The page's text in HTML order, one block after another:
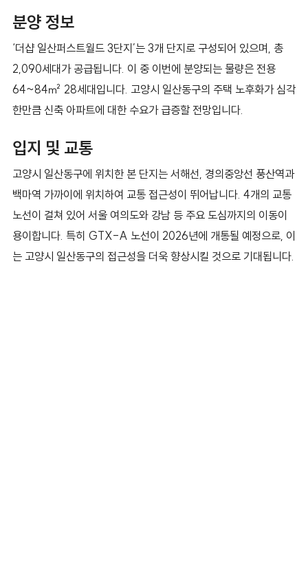
분양 정보
‘더샵 일산퍼스트월드 3단지’는 3개 단지로 구성되어 있으며, 총
2,090세대가 공급됩니다. 이 중 이번에 분양되는 물량은 전용
64~84㎡ 28세대입니다. 고양시 일산동구의 주택 노후화가 심각
한만큼 신축 아파트에 대한 수요가 급증할 전망입니다.
입지 및 교통
고양시 일산동구에 위치한 본 단지는 서해선, 경의중앙선 풍산역과
백마역 가까이에 위치하여 교통 접근성이 뛰어납니다. 4개의 교통
노선이 걸쳐 있어 서울 여의도와 강남 등 주요 도심까지의 이동이
용이합니다. 특히 GTX-A 노선이 2026년에 개통될 예정으로, 이
는 고양시 일산동구의 접근성을 더욱 향상시킬 것으로 기대됩니다.